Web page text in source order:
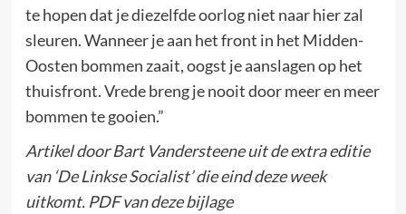
te hopen dat je diezelfde oorlog niet naar hier zal
sleuren. Wanneer je aan het front in het Midden-
Oosten bommen zaait, oogst je aanslagen op het
thuisfront. Vrede breng je nooit door meer en meer
bommen te gooien.”
Artikel door Bart Vandersteene uit de extra editie
van ‘De Linkse Socialist’ die eind deze week
uitkomt. PDF van deze bijlage